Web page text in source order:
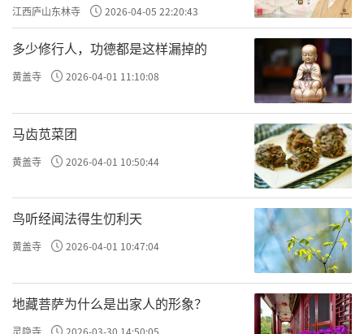
进行面对面的沟通，领会密教文化的魅力。更
组织了针对成人的醍醐寺展览教育活动，不仅
让大家看展览，更将大家带到青龙寺，感受祖
再次，醍醐寺此次展出的佛教造像文物多
是木制，佛画部分多是纸质和绢质，从奈良时
代、镰仓时代到江户时代的作品（相当于中国
唐代-清代）都有涉及，对于这些脆弱文物的保
护和保存，日本有完整的方案和保护手段，同
时，寺院文物的保护在日本也是通过请博物馆
或文化财研究所中的专业文保人员来完成的。
因此，博物馆文保专业人员与寺院的广泛交流
江西庐山东林寺 2026-04-05 22:20:43
多少修行人，功德都是这样漏掉的
黄盖寺 2026-04-01 11:10:08
马齿苋菜团
黄盖寺 2026-04-01 10:50:44
鸟听经闻法得生忉利天
黄盖寺 2026-04-01 10:47:04
地藏菩萨为什么是出家人的形象？